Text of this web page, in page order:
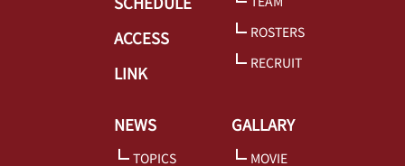
ACCESS
LINK
ROSTERS
RECRUIT
NEWS
TOPICS
GALLARY
MOVIE